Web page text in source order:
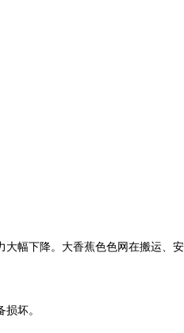
幅下降。大香蕉色色网在搬运、
坏。